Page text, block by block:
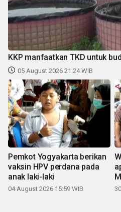
KKP manfaatkan TKD untuk
05 August 2026 21:24 WIB
Pemkot Yogyakarta berikan
vaksin HPV perdana pada
anak laki-laki
04 August 2026 15:59 WIB